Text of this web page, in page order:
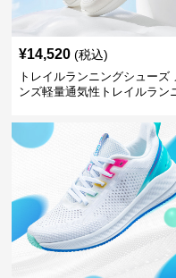
¥14,520 (税込)
トレイルランニングシューズ
ンズ軽量通気性トレイルラン